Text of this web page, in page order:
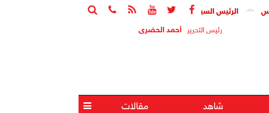






الرئيس السيسي يستقبل ملك البحرين اليوم خلال زيارته لمصر
رئيس التحرير أحمد الحضرى
شاهد مقالات 